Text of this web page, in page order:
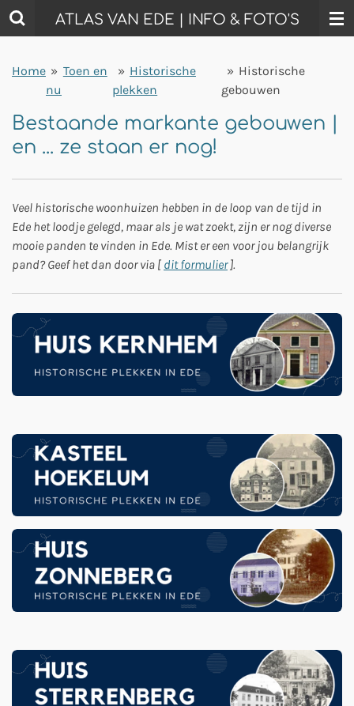
Ga
direct
de
hoofdinhoud
ATLAS VAN EDE | INFO & FOTO'S
Home » Toen en
nu
» Historische
plekken
» Historische
gebouwen
Bestaande markante gebouwen |
en ... ze staan er nog!
Veel historische woonhuizen hebben in de loop van de tijd in
Ede het loodje gelegd, maar als je wat zoekt, zijn er nog diverse
mooie panden te vinden in Ede. Mist er een voor jou belangrijk
pand? Geef het dan door via [ dit formulier].